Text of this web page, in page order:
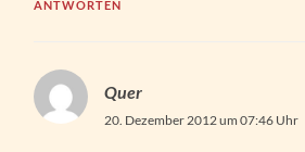
ANTWORTEN
Quer
20. Dezember 2012 um 07:46 Uhr